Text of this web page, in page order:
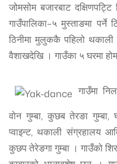
जोमसोम बजारबाट
गाउँपालिका–५ मुस्ताङमा
ठिनीमा मुलुककै पहिलो
वैशाखदेखि । गाउँका ५ घरमा
गाउँमा
वोन गुम्बा, कुछब तेरङा
प्वाइन्ट, थकाली संग्रहालय
कुछप तेरेङगा गुम्बा । गाउँको